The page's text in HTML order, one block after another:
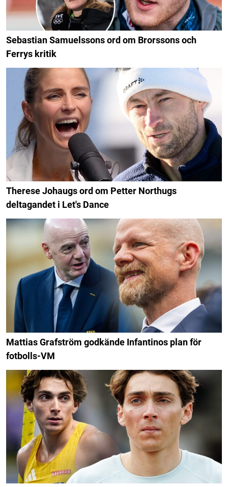
Sebastian Samuelssons ord om Brorssons och
Ferrys kritik
Therese Johaugs ord om Petter Northugs
deltagandet i Let's Dance
Mattias Grafström godkände Infantinos plan för
fotbolls-VM